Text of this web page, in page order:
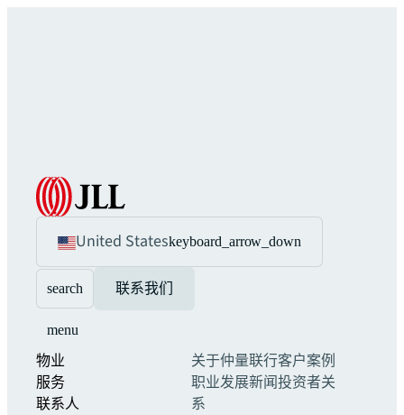
United Stateskeyboard_arrow_down
search 联系我们
menu
物业
服务
联系人
关于仲量联行客户案例
职业发展新闻投资者关
系